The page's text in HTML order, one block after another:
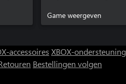
Pack
Game weergeven
accessoires XBOX-ondersteuning
Bestellingen volgen